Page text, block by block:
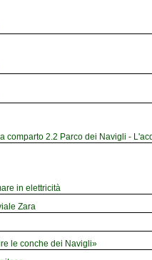
comparto 2.2 Parco dei Navigli -
in elettricità
Zara
le conche dei Navigli»